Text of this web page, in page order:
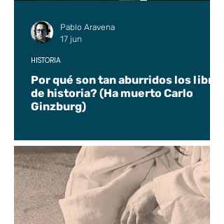
Por qué son tan aburridos los libros
de historia? (Ha muerto Carlo
Ginzburg)
HISTORIA
Pablo Aravena
17 jun